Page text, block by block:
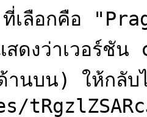
ที่เลือกคือ
นบน) ให้กลับ